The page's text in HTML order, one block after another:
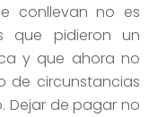
conllevan no es
que pidieron un
y que ahora no
de circunstancias
Dejar de pagar no